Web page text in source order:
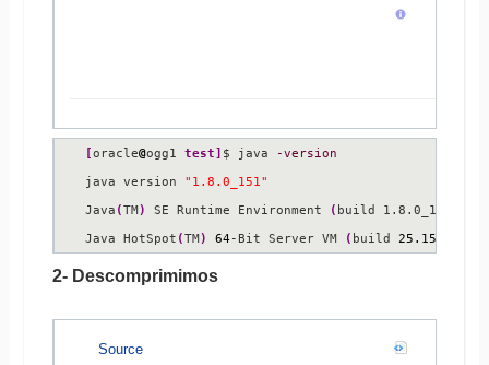
[oracle@ogg1 test] $ java -version
java version "1.8.0_151"
Java (TM) SE Runtime Environment ( build 1.8.0_151-b12
Java HotSpot (TM) 64 -Bit Server VM ( build 25.151
2- Descomprimimos
Source